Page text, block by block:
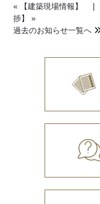
« 【建築現場情報】
捗】
»
過去のお知らせ一覧へ